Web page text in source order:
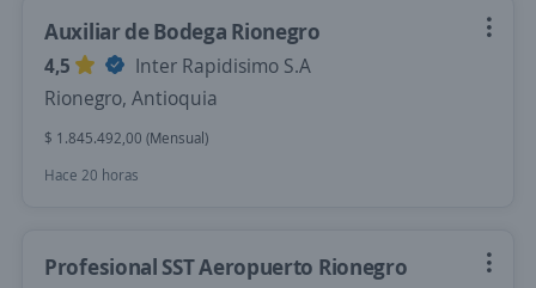
Auxiliar de Bodega Rionegro
4,5
Inter Rapidisimo S.A
Rionegro, Antioquia
$ 1.845.492,00 (Mensual)
Hace 20 horas
Profesional SST Aeropuerto Rionegro